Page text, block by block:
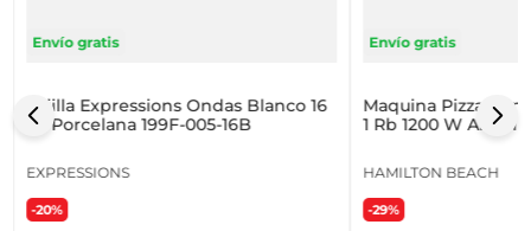
Envío gratis
Vajilla Expressions Ondas Blanco 16
Pz Porcelana 199F-005-16B
EXPRESSIONS
-20%
Envío gratis
Maquina Pizza
1 Rb 1200 W
HAMILTON BEACH
-29%